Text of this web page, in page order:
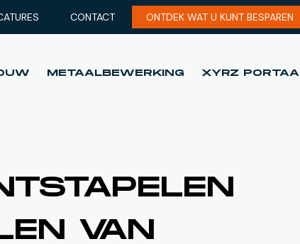
CONTACT ONTDEK WAT U KUNT BESPAREN
METAALBEWERKING XYRZ
VAN